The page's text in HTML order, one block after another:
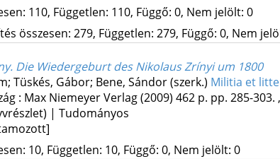
110, Független: 110, Függő: 0, Nem jelölt: 0
összesen: 279, Független: 279, Függő: 0, Nem
Die Wiedergeburt des Nikolaus Zrínyi um 1800
Tüskés, Gábor; Bene, Sándor (szerk.) Militia et
: Max Niemeyer Verlag(2009) 462 p. pp. 285-303.
| Tudományos
10, Független: 10, Függő: 0, Nem jelölt: 0